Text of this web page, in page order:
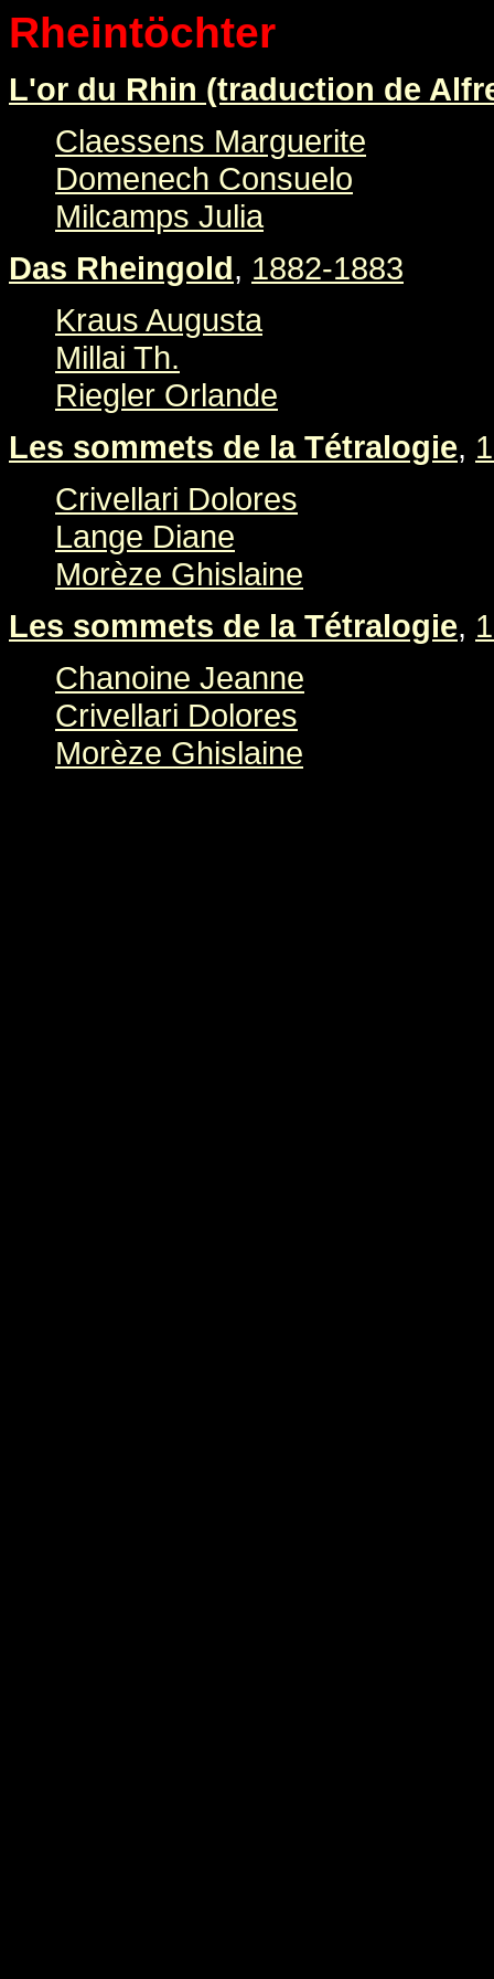
Rheintöchter
L'or du Rhin (traduction de
Claessens Marguerite
Domenech Consuelo
Milcamps Julia
Das Rheingold, 1882-1883
Kraus Augusta
Millai Th.
Riegler Orlande
Les sommets de la Tétralogie,
Crivellari Dolores
Lange Diane
Morèze Ghislaine
Les sommets de la Tétralogie,
Chanoine Jeanne
Crivellari Dolores
Morèze Ghislaine